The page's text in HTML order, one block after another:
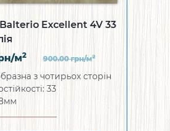
Excellent 4V 33
м2 900.00грн/м2
з чотирьох сторін
33